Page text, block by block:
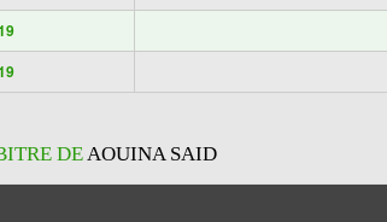
DEAOUINA SAID